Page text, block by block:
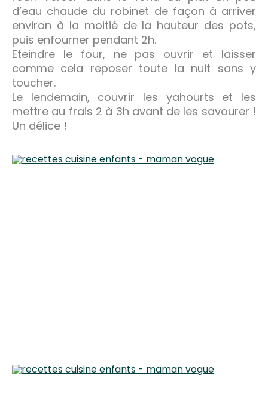
d’eau chaude du robinet de façon à arriver
environ à la moitié de la hauteur des pots,
puis enfourner pendant 2h.
Eteindre le four, ne pas ouvrir et laisser
comme cela reposer toute la nuit sans y
toucher.
Le lendemain, couvrir les yahourts et les
mettre au frais 2 à 3h avant de les savourer !
Un délice !